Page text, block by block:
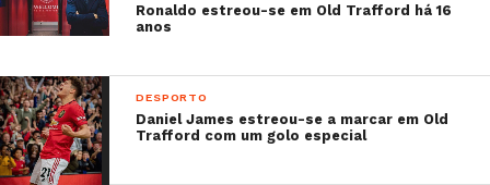
Ronaldo estreou-se em Old Trafford há 16
anos
DESPORTO
Daniel James estreou-se a marcar em Old
Trafford com um golo especial